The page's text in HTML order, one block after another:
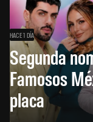
HACE 1 DÍA
Segunda
Famosos
placa